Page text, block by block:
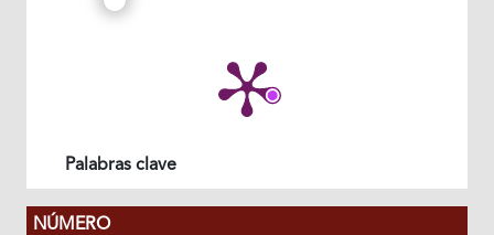
Palabras clave
NÚMERO